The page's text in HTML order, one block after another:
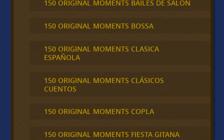
150 ORIGINAL MOMENTS BAILES DE SALON
150 ORIGINAL MOMENTS BOSSA
150 ORIGINAL MOMENTS CLASICA
ESPAÑOLA
150 ORIGINAL MOMENTS CLÁSICOS
CUENTOS
150 ORIGINAL MOMENTS COPLA
150 ORIGINAL MOMENTS FIESTA GITANA